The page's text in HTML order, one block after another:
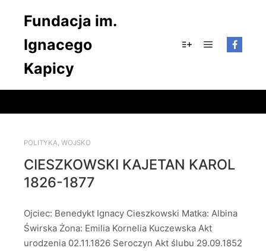
Fundacja im.
Ignacego
Kapicy
POLITYKA, WOJSKO
CIESZKOWSKI KAJETAN KAROL
1826-1877
Ojciec: Benedykt Ignacy Cieszkowski Matka: Albina
Świrska Żona: Emilia Kornelia Kuczewska Akt
urodzenia 02.11.1826 Seroczyn Akt ślubu 29.09.1852